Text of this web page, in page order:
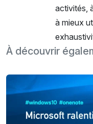
activités,
à mieux
À découvrir